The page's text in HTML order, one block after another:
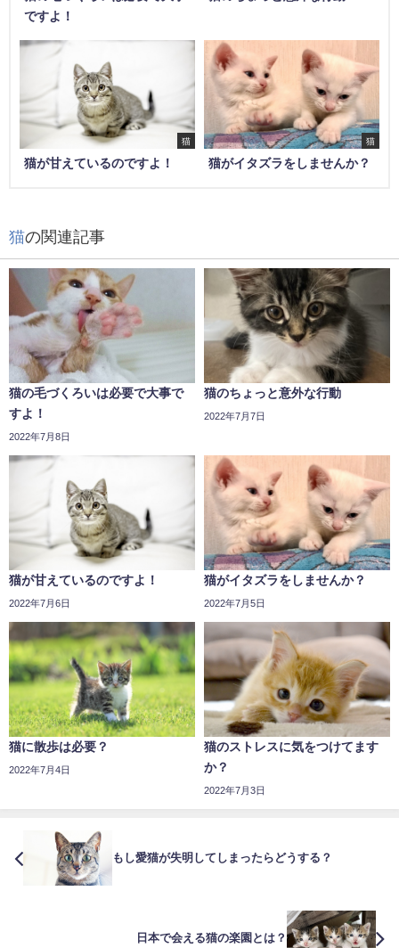
ですよ！
猫
猫が甘えているのですよ！
猫
猫がイタズラをしませんか？
猫の関連記事
猫の毛づくろいは必要で大事で
すよ！
2022年7月8日
猫のちょっと意外な行動
2022年7月7日
猫が甘えているのですよ！
2022年7月6日
猫がイタズラをしませんか？
2022年7月5日
猫に散歩は必要？
2022年7月4日
猫のストレスに気をつけてます
か？
2022年7月3日
もし愛猫が失明してしまったらどうする？
日本で会える猫の楽園とは？